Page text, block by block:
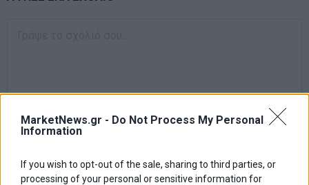
MarketNews.gr - Do Not Process My Personal
Information
If you wish to opt-out of the sale, sharing to third parties, or
processing of your personal or sensitive information for